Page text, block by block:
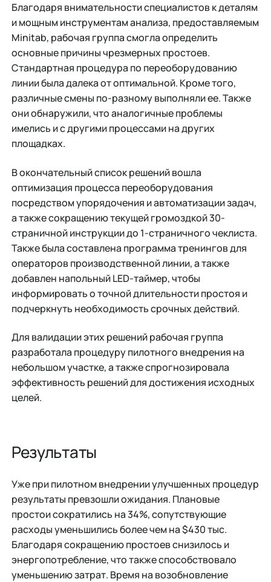
Благодаря внимательности специалистов к деталям
и мощным инструментам анализа, предоставляемым
Minitab, рабочая группа смогла определить
основные причины чрезмерных простоев.
Стандартная процедура по переоборудованию
линии была далека от оптимальной. Кроме того,
различные смены по-разному выполняли ее. Также
они обнаружили, что аналогичные проблемы
имелись и с другими процессами на других
площадках.
В окончательный список решений вошла
оптимизация процесса переоборудования
посредством упорядочения и автоматизации задач,
а также сокращению текущей громоздкой 30-
страничной инструкции до 1-страничного чеклиста.
Также была составлена программа тренингов для
операторов производственной линии, а также
добавлен напольный LED-таймер, чтобы
информировать о точной длительности простоя и
подчеркнуть необходимость срочных действий.
Для валидации этих решений рабочая группа
разработала процедуру пилотного внедрения на
небольшом участке, а также спрогнозировала
эффективность решений для достижения исходных
целей.
Результаты
Уже при пилотном внедрении улучшенных процедур
результаты превзошли ожидания. Плановые
простои сократились на 34%, сопутствующие
расходы уменьшились более чем на $430 тыс.
Благодаря сокращению простоев снизилось и
энергопотребление, что также способствовало
уменьшению затрат. Время на возобновление